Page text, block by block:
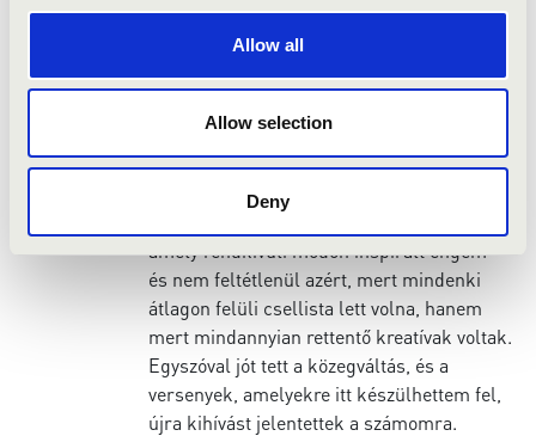
Allow all
Allow selection
Deny
visszatekintve azt gondolom, akkorra nőttem
ki a közegemből, és a „megoldás” az lett,
hogy Bécsbe mentem tanulni, ahol ismét
Latzko személyében.
amely rendkívüli módon inspirált engem –
és nem feltétlenül azért, mert mindenki
átlagon felüli csellista lett volna, hanem
mert mindannyian rettentő kreatívak voltak.
Egyszóval jót tett a közegváltás, és a
versenyek, amelyekre itt készülhettem fel,
újra kihívást jelentettek a számomra.